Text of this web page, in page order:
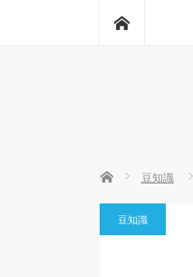
ホーム 豆知識
豆知識